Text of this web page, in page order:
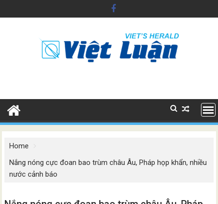
to
Home
Nắng nóng cực đoan bao trùm châu Âu, Pháp họp khẩn, nhiều
nước cảnh báo